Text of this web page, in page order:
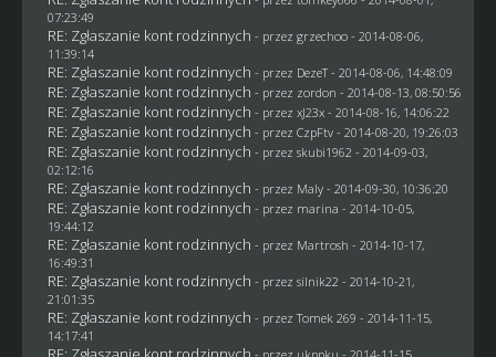
07:23:49
RE: Zgłaszanie kont rodzinnych - przez grzechoo - 2014-08-06,
11:39:14
RE: Zgłaszanie kont rodzinnych - przez DezeT- 2014-08-06, 14:48:09
RE: Zgłaszanie kont rodzinnych - przez zordon - 2014-08-13, 08:50:56
RE: Zgłaszanie kont rodzinnych - przez xJ23x- 2014-08-16, 14:06:22
RE: Zgłaszanie kont rodzinnych - przez CzpFtv- 2014-08-20, 19:26:03
RE: Zgłaszanie kont rodzinnych - przez skubi1962 - 2014-09-03,
02:12:16
RE: Zgłaszanie kont rodzinnych - przez Maly- 2014-09-30, 10:36:20
RE: Zgłaszanie kont rodzinnych - przez marina - 2014-10-05,
19:44:12
RE: Zgłaszanie kont rodzinnych - przez Martrosh - 2014-10-17,
16:49:31
RE: Zgłaszanie kont rodzinnych - przez silnik22 - 2014-10-21,
21:01:35
RE: Zgłaszanie kont rodzinnych - przezTomek 269 - 2014-11-15,
14:17:41